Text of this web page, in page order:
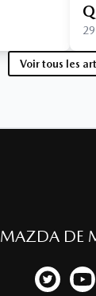
Voir tous les
MAZDA DE
Lien